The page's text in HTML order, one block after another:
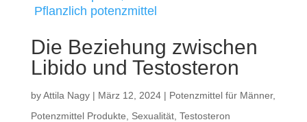
Die Beziehung zwischen
Libido und Testosteron
byAttila Nagy| März 12, 2024| Potenzmittel für Männer,
Potenzmittel Produkte
Sexualität, Testosteron